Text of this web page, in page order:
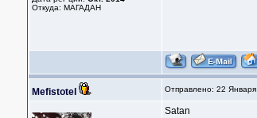
Откуда: МАГАДАН
Mefistotel Отправлено: 22
Satan